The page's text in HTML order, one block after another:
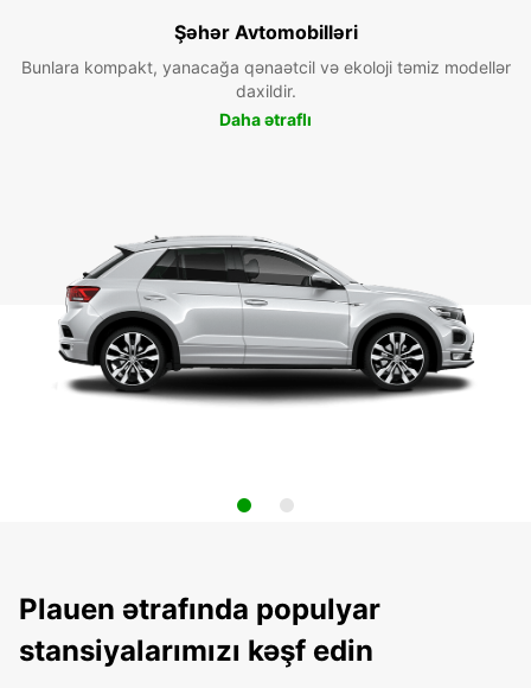
Şəhər Avtomobilləri
Bunlara kompakt, yanacağa qənaətcil və ekoloji təmiz modellər
daxildir.
Daha ətraflı
Plauen ətrafında populyar
stansiyalarımızı kəşf edin